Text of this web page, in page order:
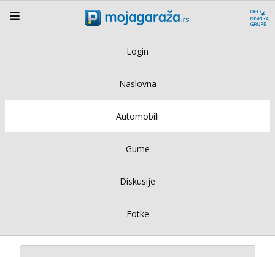
Login
Naslovna
Automobili
Gume
Diskusije
Fotke